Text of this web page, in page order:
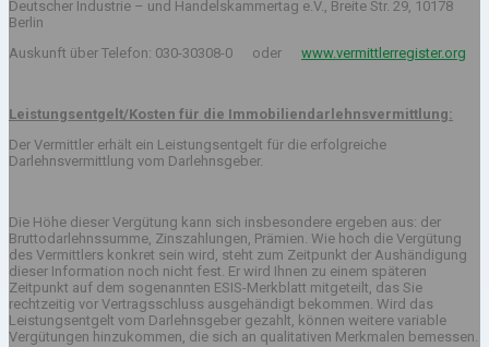
Deutscher Industrie – und Handelskammertag e.V., Breite Str. 29, 10178
Berlin
Auskunft über Telefon: 030-30308-0 oder www.vermittlerregister.org
Leistungsentgelt/Kosten für die Immobiliendarlehnsvermittlung:
Der Vermittler erhält ein Leistungsentgelt für die erfolgreiche
Darlehnsvermittlung vom Darlehnsgeber.
Die Höhe dieser Vergütung kann sich insbesondere ergeben aus: der
Bruttodarlehnssumme, Zinszahlungen, Prämien. Wie hoch die Vergütung
des Vermittlers konkret sein wird, steht zum Zeitpunkt der Aushändigung
dieser Information noch nicht fest. Er wird Ihnen zu einem späteren
Zeitpunkt auf dem sogenannten ESIS-Merkblatt mitgeteilt, das Sie
rechtzeitig vor Vertragsschluss ausgehändigt bekommen. Wird das
Leistungsentgelt vom Darlehnsgeber gezahlt, können weitere variable
Vergütungen hinzukommen, die sich an qualitativen Merkmalen bemessen.